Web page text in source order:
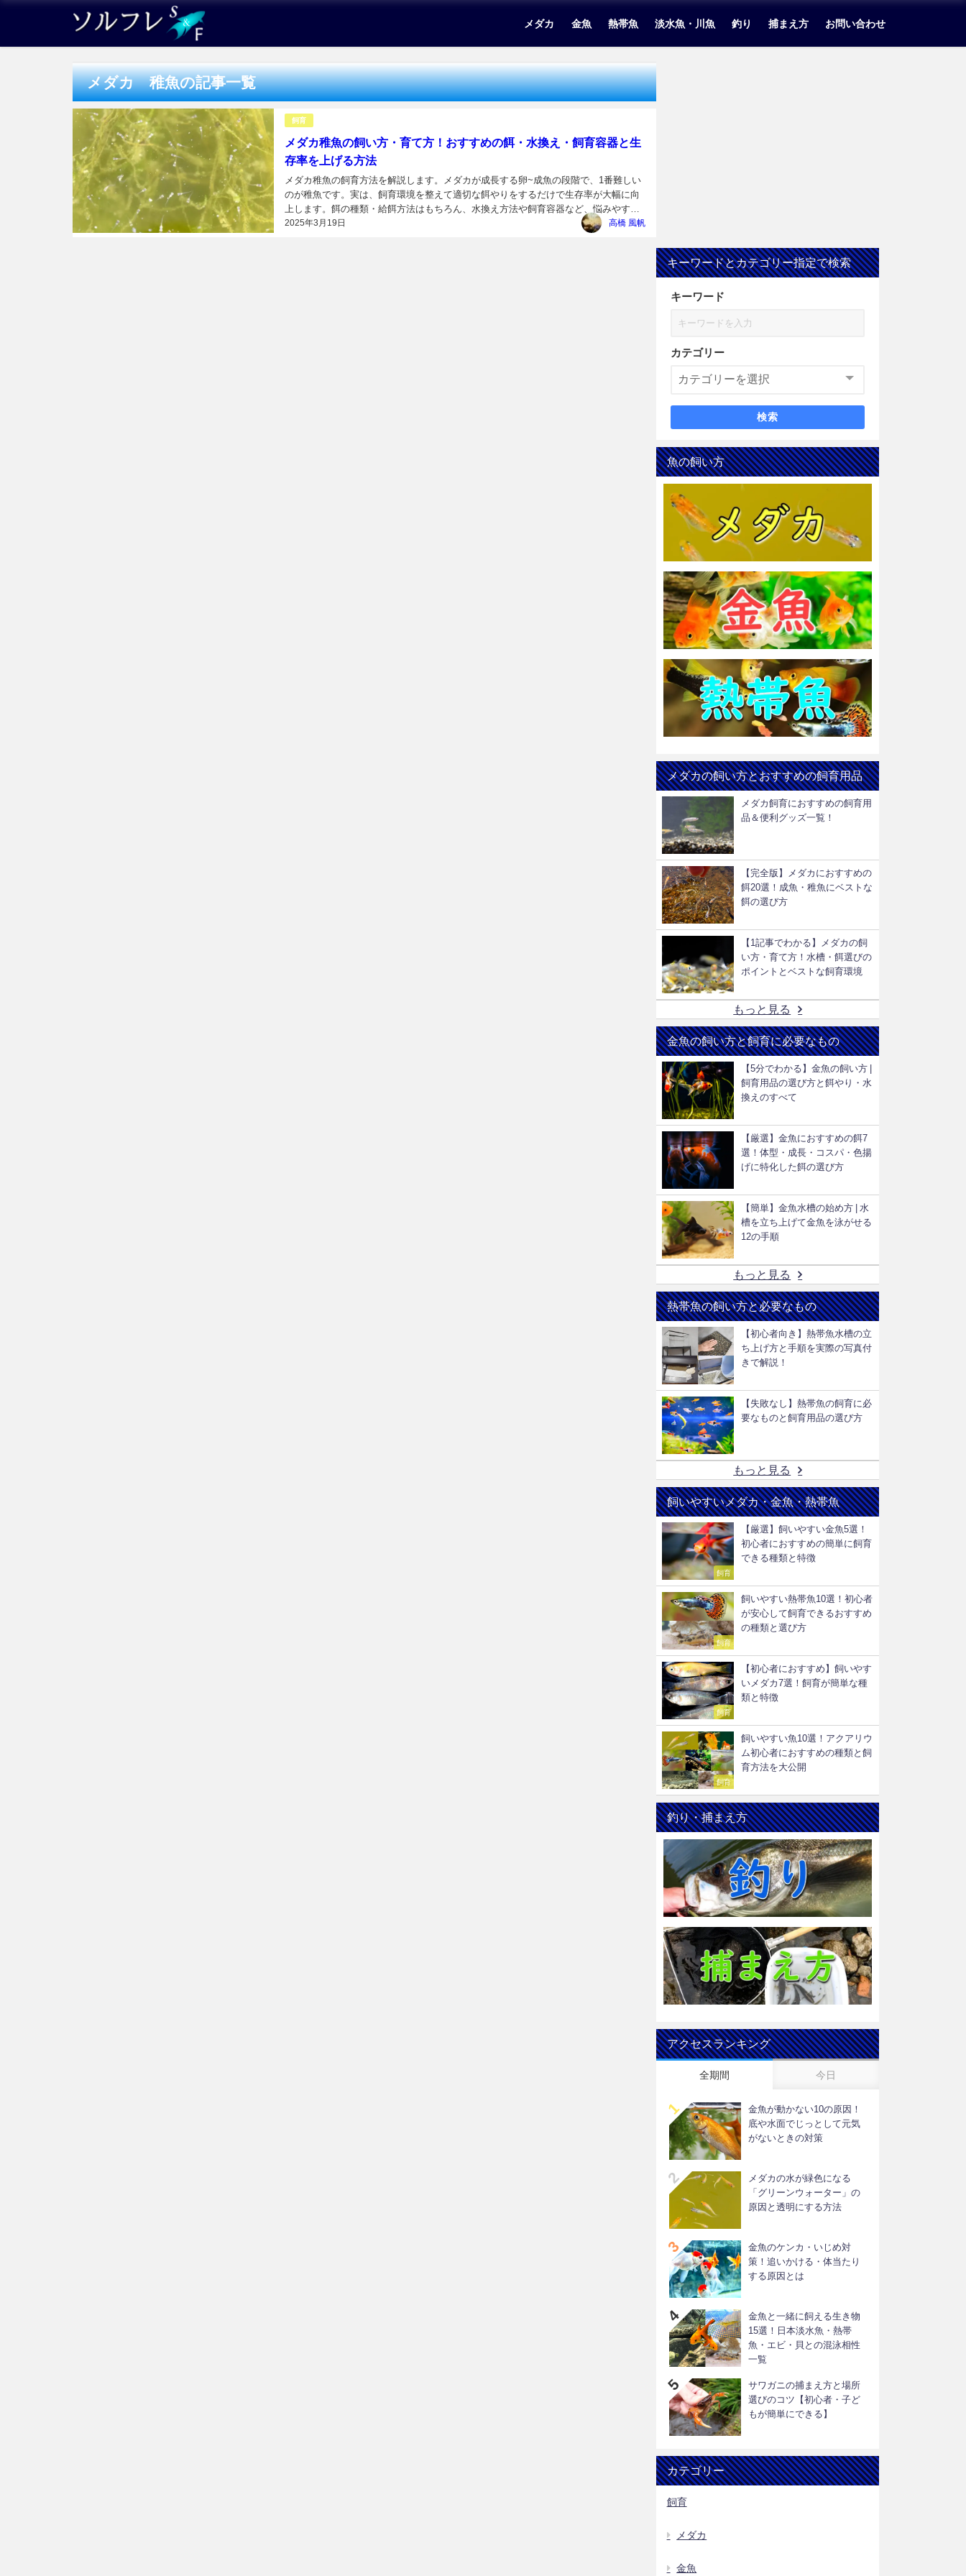
メダカ 金魚 熱帯魚 淡水魚・川魚 釣り 捕まえ方 お問い合わせ
メダカ 稚魚の記事一覧
飼育
メダカ稚魚の飼い方・育て方！おすすめの餌・水換え・飼育容器と生
存率を上げる方法
2025年3月19日
メダカ稚魚の飼育方法を解説します。メダカが成長する卵~成魚の段階で、1番難しい
のが稚魚です。実は、飼育環境を整えて適切な餌やりをするだけで生存率が大幅に向
上します。餌の種類・給餌方法はもちろん、水換え方法や飼育容器など、悩みやすい
ポイントの...
高橋 風帆
キーワードとカテゴリー指定で検索
キーワード
カテゴリー
検索
魚の飼い方
メダカの飼い方とおすすめの飼育用品
メダカ飼育におすすめの飼育用
品＆便利グッズ一覧！
【完全版】メダカにおすすめの
餌20選！成魚・稚魚にベストな
餌の選び方
【1記事でわかる】メダカの飼
い方・育て方！水槽・餌選びの
ポイントとベストな飼育環境
もっと見る
金魚の飼い方と飼育に必要なもの
【5分でわかる】金魚の飼い方 |
飼育用品の選び方と餌やり・水
換えのすべて
【厳選】金魚におすすめの餌7
選！体型・成長・コスパ・色揚
げに特化した餌の選び方
【簡単】金魚水槽の始め方 | 水
槽を立ち上げて金魚を泳がせる
12の手順
もっと見る
熱帯魚の飼い方と必要なもの
【初心者向き】熱帯魚水槽の立
ち上げ方と手順を実際の写真付
きで解説！
【失敗なし】熱帯魚の飼育に必
要なものと飼育用品の選び方
もっと見る
飼いやすいメダカ・金魚・熱帯魚
飼育
【厳選】飼いやすい金魚5選！
初心者におすすめの簡単に飼育
できる種類と特徴
飼育
飼いやすい熱帯魚10選！初心者
が安心して飼育できるおすすめ
の種類と選び方
飼育
【初心者におすすめ】飼いやす
いメダカ7選！飼育が簡単な種
類と特徴
飼育
飼いやすい魚10選！アクアリウ
ム初心者におすすめの種類と飼
育方法を大公開
釣り・捕まえ方
アクセスランキング
全期間 今日
金魚が動かない10の原因！
底や水面でじっとして元気
がないときの対策
メダカの水が緑色になる
「グリーンウォーター」の
原因と透明にする方法
金魚のケンカ・いじめ対
策！追いかける・体当たり
する原因とは
金魚と一緒に飼える生き物
15選！日本淡水魚・熱帯
魚・エビ・貝との混泳相性
一覧
サワガニの捕まえ方と場所
選びのコツ【初心者・子ど
もが簡単にできる】
カテゴリー
飼育
メダカ
金魚